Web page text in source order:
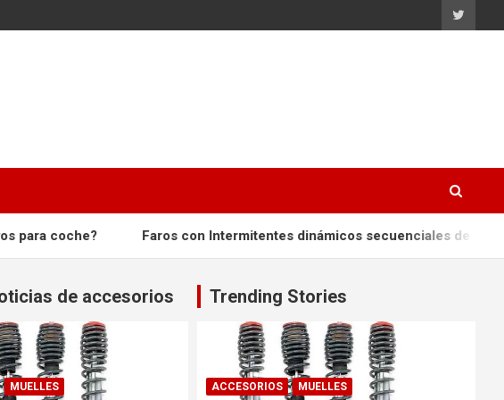
Faros con Intermitentes dinámicos secuenciales de LED
de accesorios
MUELLES
Trending Stories
ACCESORIOS
MUELLES